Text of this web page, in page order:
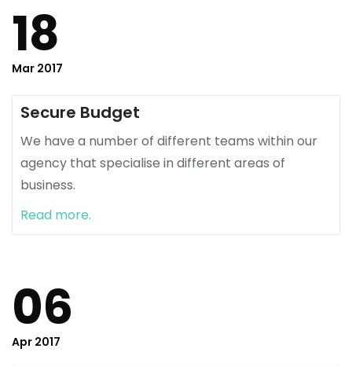
18
Mar 2017
Secure Budget
We have a number of different teams within our
agency that specialise in different areas of
business.
Read more.
06
Apr 2017